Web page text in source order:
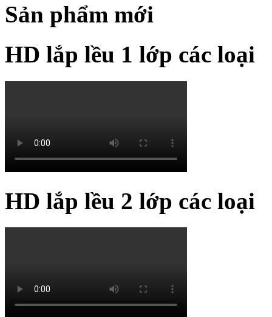
Sản phẩm mới
HD lắp lều 1 lớp các loại
HD lắp lều 2 lớp các loại